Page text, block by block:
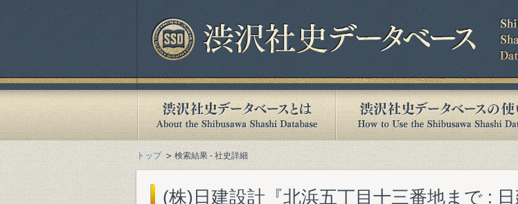
トップ 検索結果 - 社史詳細
(株)日建設計『北浜五丁目十三番地まで :